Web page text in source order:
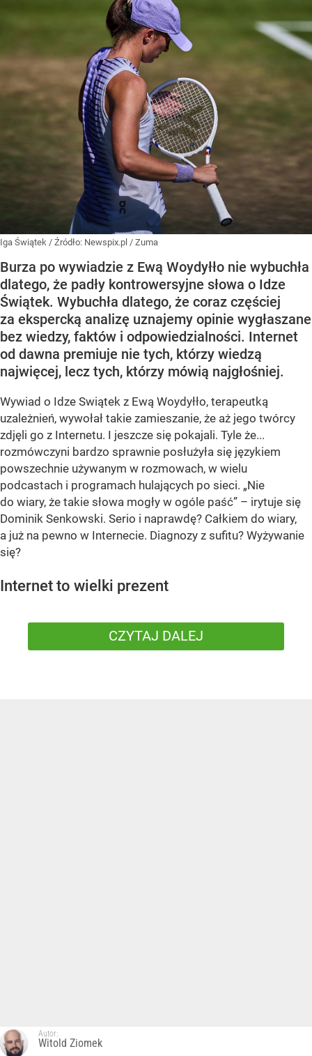
Iga Świątek / Źródło: Newspix.pl / Zuma
Burza po wywiadzie z Ewą Woydyłło nie wybuchła
dlatego, że padły kontrowersyjne słowa o Idze
Świątek. Wybuchła dlatego, że coraz częściej
za ekspercką analizę uznajemy opinie wygłaszane
bez wiedzy, faktów i odpowiedzialności. Internet
od dawna premiuje nie tych, którzy wiedzą
najwięcej, lecz tych, którzy mówią najgłośniej.
Wywiad o Idze Swiątek z Ewą Woydyłło, terapeutką
uzależnień, wywołał takie zamieszanie, że aż jego twórcy
zdjęli go z Internetu. I jeszcze się pokajali. Tyle że...
rozmówczyni bardzo sprawnie posłużyła się językiem
powszechnie używanym w rozmowach, w wielu
podcastach i programach hulających po sieci. „Nie
do wiary, że takie słowa mogły w ogóle paść” – irytuje się
Dominik Senkowski. Serio i naprawdę? Całkiem do wiary,
a już na pewno w Internecie. Diagnozy z sufitu? Wyżywanie
się?
Internet to wielki prezent
CZYTAJ DALEJ
Autor:
Witold Ziomek